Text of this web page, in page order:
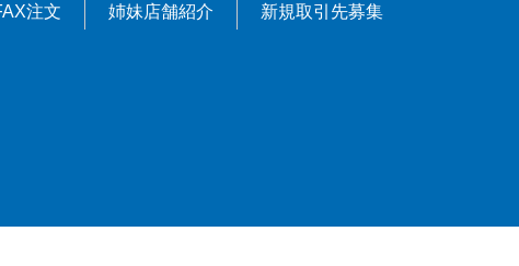
注文 姉妹店舗紹介 新規取引先募集